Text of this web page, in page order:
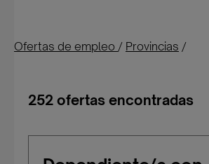
Ofertas de empleo / Provincias /
252 ofertas encontradas